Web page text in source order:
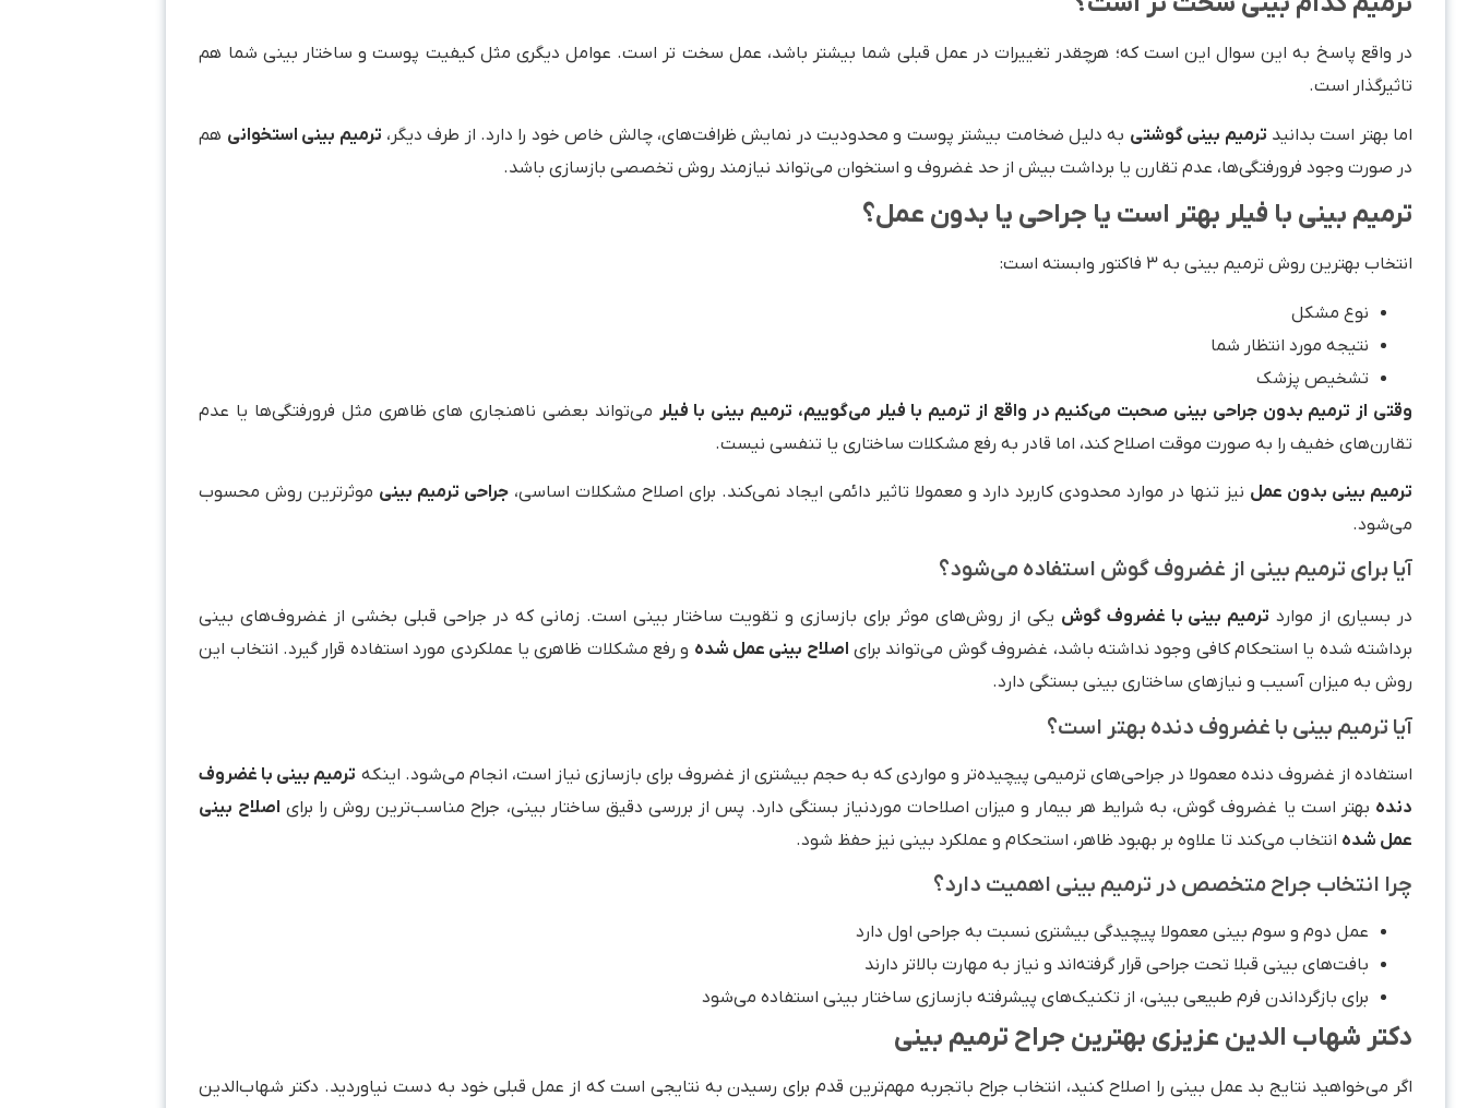
در واقع پاسخ به این سوال این است که؛ هرچقدر تغییرات در عمل قبلی شما بیشتر باشد، عمل سخت تر است. عوامل دیگری مثل کیفیت پوست و ساختار بینی شما هم
تاثیرگذار است.
اما بهتر است بدانید ترمیم بینی گوشتی به دلیل ضخامت بیشتر پوست و محدودیت در نمایش ظرافت‌های، چالش خاص خود را دارد. از طرف دیگر، ترمیم بینی استخوانی هم
در صورت وجود فرورفتگی‌ها، عدم تقارن یا برداشت بیش از حد غضروف و استخوان می‌تواند نیازمند روش تخصصی بازسازی باشد.
ترمیم بینی با فیلر بهتر است یا جراحی یا بدون عمل؟
انتخاب بهترین روش ترمیم بینی به ۳ فاکتور وابسته است:
نوع مشکل
نتیجه مورد انتظار شما
تشخیص پزشک
وقتی از ترمیم بدون جراحی بینی صحبت می‌کنیم در واقع از ترمیم با فیلر می‌گوییم، ترمیم بینی با فیلر می‌تواند بعضی ناهنجاری های ظاهری مثل فرورفتگی‌ها یا عدم
تقارن‌های خفیف را به صورت موقت اصلاح کند، اما قادر به رفع مشکلات ساختاری یا تنفسی نیست.
ترمیم بینی بدون عمل نیز تنها در موارد محدودی کاربرد دارد و معمولا تاثیر دائمی ایجاد نمی‌کند. برای اصلاح مشکلات اساسی، جراحی ترمیم بینی موثرترین روش محسوب
می‌شود.
آیا برای ترمیم بینی از غضروف گوش استفاده می‌شود؟
در بسیاری از موارد ترمیم بینی با غضروف گوش یکی از روش‌های موثر برای بازسازی و تقویت ساختار بینی است. زمانی که در جراحی قبلی بخشی از غضروف‌های بینی
برداشته شده یا استحکام کافی وجود نداشته باشد، غضروف گوش می‌تواند برای اصلاح بینی عمل شده و رفع مشکلات ظاهری یا عملکردی مورد استفاده قرار گیرد. انتخاب این
روش به میزان آسیب و نیازهای ساختاری بینی بستگی دارد.
آیا ترمیم بینی با غضروف دنده بهتر است؟
استفاده از غضروف دنده معمولا در جراحی‌های ترمیمی پیچیده‌تر و مواردی که به حجم بیشتری از غضروف برای بازسازی نیاز است، انجام می‌شود. اینکه ترمیم بینی با غضروف
دنده بهتر است یا غضروف گوش، به شرایط هر بیمار و میزان اصلاحات موردنیاز بستگی دارد. پس از بررسی دقیق ساختار بینی، جراح مناسب‌ترین روش را برای اصلاح بینی
عمل شده انتخاب می‌کند تا علاوه بر بهبود ظاهر، استحکام و عملکرد بینی نیز حفظ شود.
چرا انتخاب جراح متخصص در ترمیم بینی اهمیت دارد؟
عمل دوم و سوم بینی معمولا پیچیدگی بیشتری نسبت به جراحی اول دارد
بافت‌های بینی قبلا تحت جراحی قرار گرفته‌اند و نیاز به مهارت بالاتر دارند
برای بازگرداندن فرم طبیعی بینی، از تکنیک‌های پیشرفته بازسازی ساختار بینی استفاده می‌شود
دکتر شهاب الدین عزیزی بهترین جراح ترمیم بینی
اگر می‌خواهید نتایج بد عمل بینی را اصلاح کنید، انتخاب جراح باتجربه مهم‌ترین قدم برای رسیدن به نتایجی است که از عمل قبلی خود به دست نیاوردید. دکتر شهاب‌الدین